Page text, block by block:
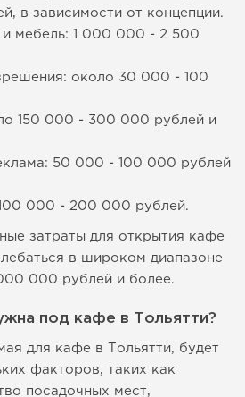
в зависимости от концепции.
мебель: 1 000 000 - 2 500
около 30 000 - 100
150 000 - 300 000 рублей и
50 000 - 100 000 рублей
000 - 200 000 рублей.
затраты для открытия кафе
в широком диапазоне
000 рублей и более.
под кафе в Тольятти?
для кафе в Тольятти, будет
факторов, таких как
посадочных мест,